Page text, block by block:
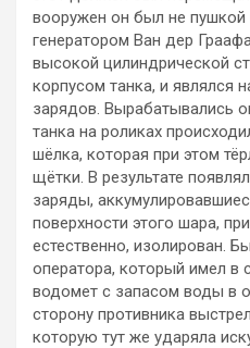
вооружен он был не пушкой
генератором Ван дер
высокой цилиндрической
корпусом танка, и являлся
зарядов. Вырабатывались
танка на роликах
шёлка, которая при этом
щётки. В результате
заряды,
поверхности этого шара,
естественно, изолирован.
оператора, который имел в
водомет с запасом воды в
сторону противника
которую тут же ударяла